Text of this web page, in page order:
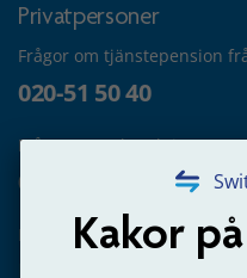
Kakor
Privatpersoner
Frågor om tjänstepension
020-51 50 40
Frågor om utbetalning
020-65 00 65
Kontakta oss